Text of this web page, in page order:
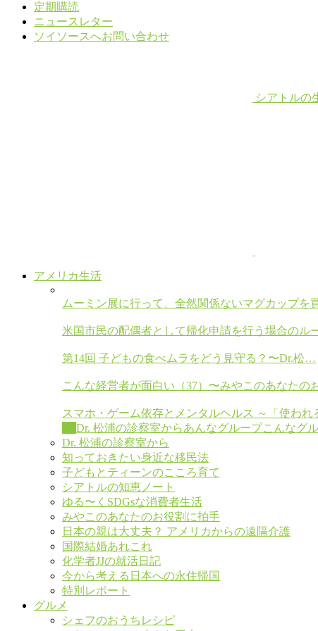
定期購読
ニュースレター
ソイソースへお問い合わせ
シアトルの
アメリカ生活
ムーミン展に行って、全然関係ないマグカップを
米国市民の配偶者として帰化申請を行う場合のル
第14回 子どもの食べムラをどう見守る？〜Dr.松…
こんな経営者が面白い（37）〜みやこのあなたの
スマホ・ゲーム依存とメンタルヘルス ～「使わ
Dr. 松浦の診察室からあんなグループこんなグ
Dr. 松浦の診察室から
知っておきたい身近な移民法
子どもとティーンのこころ育て
シアトルの知恵ノート
ゆる〜くSDGsな消費者生活
みやこのあなたのお役割に拍手
日本の親は大丈夫？ アメリカからの遠隔介護
国際結婚あれこれ
化学者JJの就活日記
今から考える日本への永住帰国
特別レポート
グルメ
シェフのおうちレシピ